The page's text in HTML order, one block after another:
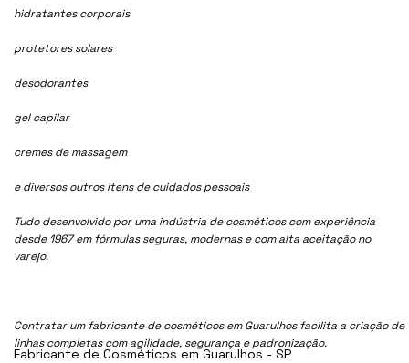
hidratantes corporais
protetores solares
desodorantes
gel capilar
cremes de massagem
e diversos outros itens de cuidados pessoais
Tudo desenvolvido por uma indústria de cosméticos com experiência
desde 1967 em fórmulas seguras, modernas e com alta aceitação no
varejo.
Contratar um fabricante de cosméticos em Guarulhos facilita a criação de
linhas completas com agilidade, segurança e padronização.
Fabricante de Cosméticos em Guarulhos - SP